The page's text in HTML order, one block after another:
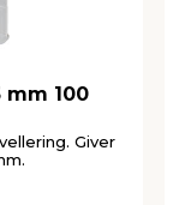
mm 100
Giver